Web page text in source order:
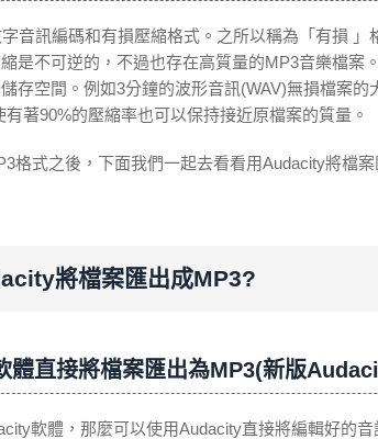
音訊編碼和有損壓縮格式。之所以稱為「有損
是不可逆的，不過也存在高質量的MP3音樂檔
存空間。例如3分鐘的波形音訊(WAV)無損檔案
著90%的壓縮率也可以保持接近原檔案的質量。
格式之後，下面我們一起去看看用Audacity將檔
將檔案匯出成MP3?
體直接將檔案匯出為MP3(新版
軟體，那麼可以使用Audacity直接將編輯好的音